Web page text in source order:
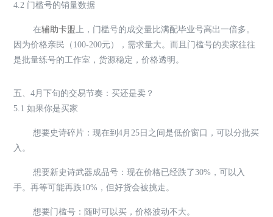
4.2 门槛号的销量数据
在辅助卡盟上，门槛号的成交量比满配毕业号高出一倍多。
因为价格亲民（100-200元），需求量大。而且门槛号的卖家往往
是批量练号的工作室，货源稳定，价格透明。
五、4月下旬的交易节奏：买还是卖？
5.1 如果你是买家
想要史诗碎片：现在到4月25日之间是低价窗口，可以分批买
入。
想要新史诗武器成品号：现在价格已经跌了30%，可以入
手。再等可能再跌10%，但好货会被挑走。
想要门槛号：随时可以买，价格波动不大。